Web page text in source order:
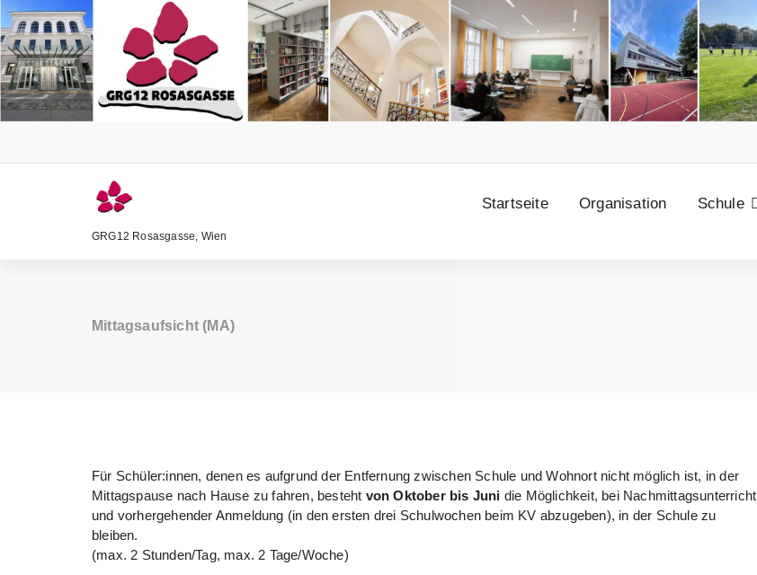
Zum
Inhalt
springen
GRG12 Rosasgasse, Wien
Startseite Organisation Schule
Mittagsaufsicht (MA)
Für Schüler:innen, denen es aufgrund der Entfernung zwischen Schule und Wohnort nicht möglich ist, in der
Mittagspause nach Hause zu fahren, besteht von Oktober bis Juni die Möglichkeit, bei Nachmittagsunterricht
und vorhergehender Anmeldung (in den ersten drei Schulwochen beim KV abzugeben), in der Schule zu
bleiben.
(max. 2 Stunden/Tag, max. 2 Tage/Woche)